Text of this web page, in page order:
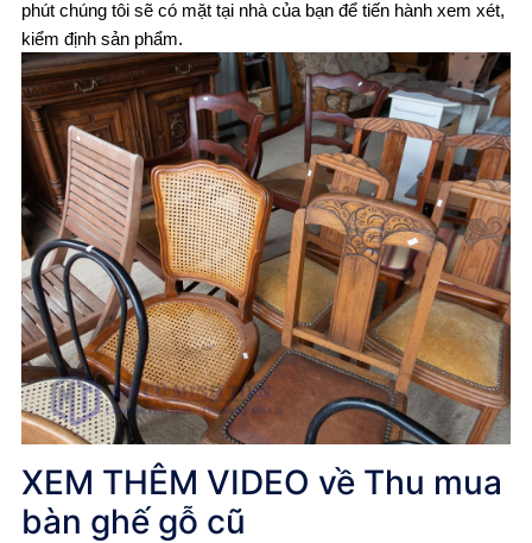
phút chúng tôi sẽ có mặt tại nhà của bạn để tiến hành xem xét,
kiểm định sản phẩm.
XEM THÊM VIDEO về Thu mua
bàn ghế gỗ cũ